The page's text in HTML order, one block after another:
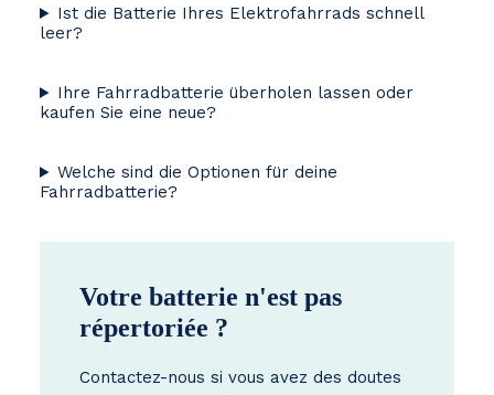
Ist die Batterie Ihres Elektrofahrrads schnell
leer?
Ihre Fahrradbatterie überholen lassen oder
kaufen Sie eine neue?
Welche sind die Optionen für deine
Fahrradbatterie?
Votre batterie n'est pas
répertoriée ?
Contactez-nous si vous avez des doutes